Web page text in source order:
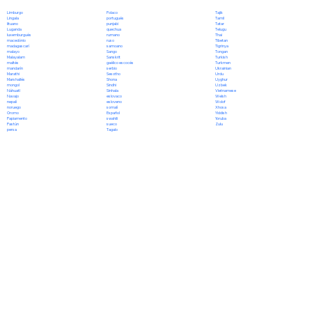
Limburgo
Lingala
lituano
Luganda
luxemburgués
macedónio
madagascarí
malayo
Malayalam
maltés
mandarín
Marathi
Marshallés
mongol
Náhuatl
Navajo
nepalí
noruego
Oromo
Papiamento
Pastún
persa
Polaco
portugués
punjabi
quechua
rumano
ruso
samoano
Sango
Sanskrit
gaélico escocés
serbio
Sesotho
Shona
Sindhi
Sinhala
eslovaco
esloveno
somalí
Español
swahili
sueco
Tagalo
Tajik
Tamil
Tatar
Telugu
Thai
Tibetan
Tigrinya
Tongan
Turkish
Turkmen
Ukrainian
Urdu
Uyghur
Uzbek
Vietnamese
Welsh
Wolof
Xhosa
Yiddish
Yoruba
Zulu